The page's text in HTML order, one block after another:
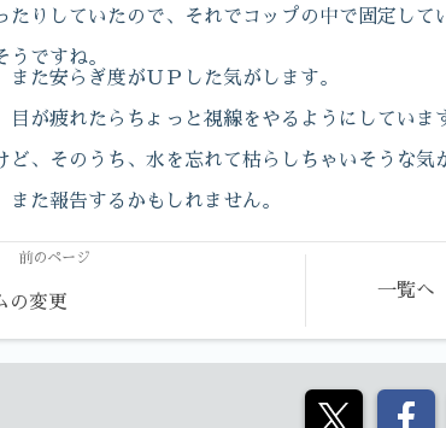
たりしていたので、それでコップの中で固定して
ですね。
た安らぎ度がＵＰした気がします。
目が疲れたらちょっと視線をやるようにしていま
ど、そのうち、水を忘れて枯らしちゃいそうな気
また報告するかもしれません。
前のページ
の変更
一覧へ